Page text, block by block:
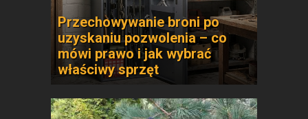
Przechowywanie broni po
uzyskaniu pozwolenia – co
mówi prawo i jak wybrać
właściwy sprzęt